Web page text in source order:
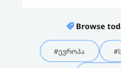
Browse
#ევროპა